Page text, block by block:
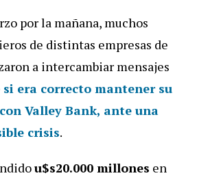
por la mañana, muchos
de distintas empresas de
a intercambiar mensajes
si era correcto mantener su
Valley Bank, ante una
crisis.
u$s20.000 millones en